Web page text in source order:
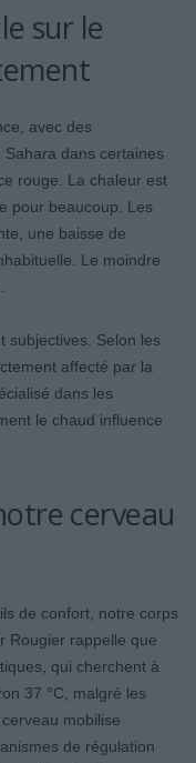
sur le
avec des
dans certaines
rouge. La chaleur est
pour beaucoup. Les
une baisse de
Le moindre
subjectives. Selon les
affecté par la
dans les
le chaud influence
cerveau
de confort, notre corps
Rougier rappelle que
qui cherchent à
37 °C, malgré les
mobilise
de régulation